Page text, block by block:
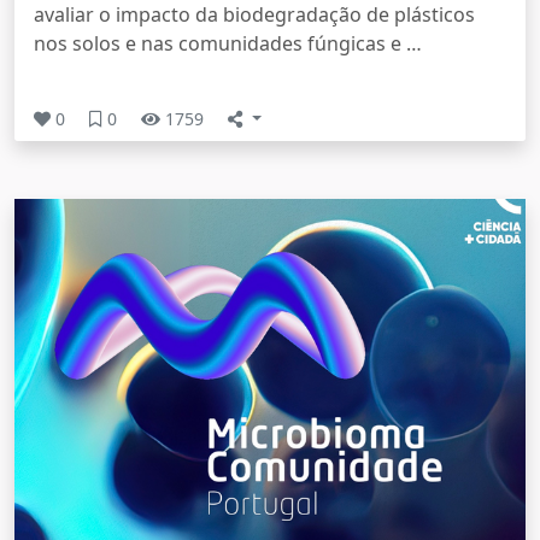
avaliar o impacto da biodegradação de plásticos
nos solos e nas comunidades fúngicas e …
0 0 1759